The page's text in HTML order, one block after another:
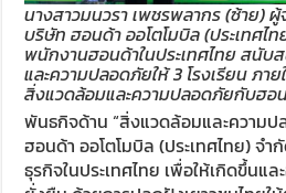
นางสาวมนวรา เพชรพลากร (ซ้าย)
บริษัท ฮอนด้า ออโตโมบิล (ประเทศไ
พนักงานฮอนด้าในประเทศไทย สนั
และความปลอดภัยให้ 3 โรงเรียน ภาย
สิ่งแวดล้อมและความปลอดภัยกับฮอน
พันธกิจด้าน “สิ่งแวดล้อมและความ
ฮอนด้า ออโตโมบิล (ประเทศไทย) จ
ธุรกิจในประเทศไทย เพื่อให้เกิดขึ้นแ